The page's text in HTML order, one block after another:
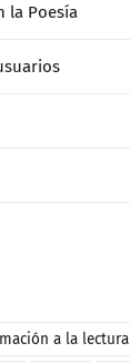
la Poesía
a la lectura